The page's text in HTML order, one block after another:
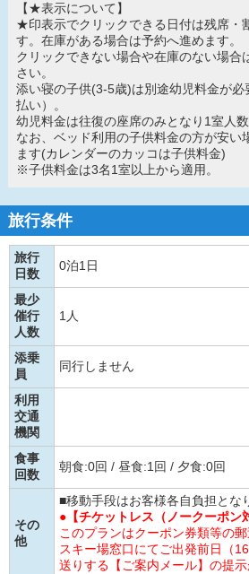
【★表示について】
★印表示でクリックできる日付は残席・
す。在庫がある場合は予約へ進めます。
クリックできない場合や在庫のない場合
さい。
添い寝の子供(3-5歳)は別途幼児料金が
払い）。
幼児料金は往復の座席のみとなり1室人数
なお、ベッド利用の子供料金の方が安い
ます(カレンダーのカッコは子供料金)
※子供料金は3名1室以上から適用。
旅行条件
旅行
日数
0泊1日
最少
催行
人数
1人
添乗
員
同行しません
利用
交通
機関
食事
回数
朝食:0回 / 昼食:1回 / 夕食:0回
その
他
■移動手段はお客様各自負担とな
●【チケットレス（ノークーポン
このプランはクーポン券類等の郵
スキー場窓口にてご出発前日（
送りする【ご案内メール】の提示